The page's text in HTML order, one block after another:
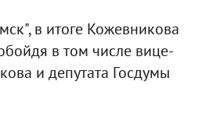
в итоге Кожевникова
в том числе вице-
и депутата Госдумы